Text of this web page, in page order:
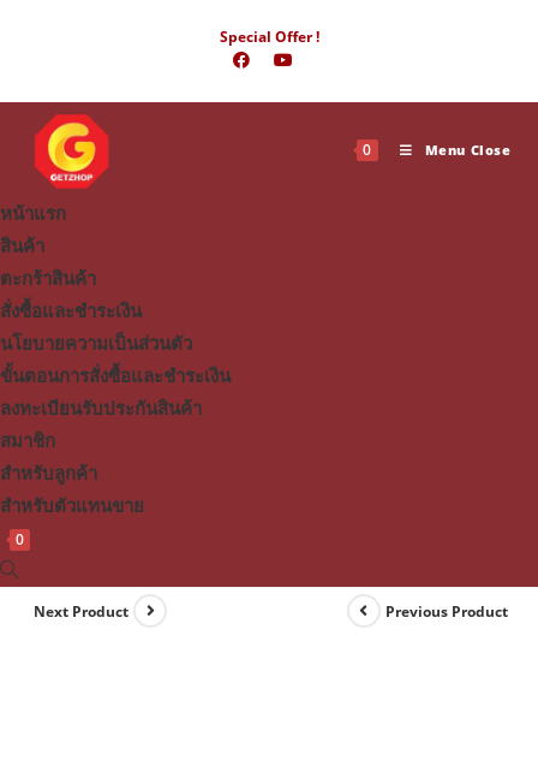
Special Offer !
0 Menu Close
หน้าแรก
สินค้า
ตะกร้าสินค้า
สั่งซื้อและชำระเงิน
นโยบายความเป็นส่วนตัว
ขั้นตอนการสั่งซื้อและชำระเงิน
ลงทะเบียนรับประกันสินค้า
สมาชิก
สำหรับลูกค้า
สำหรับตัวแทนขาย
0
Toggle
website
Previous Product
Next Product